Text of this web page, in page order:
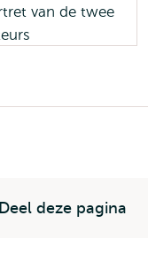
Deel deze pagina